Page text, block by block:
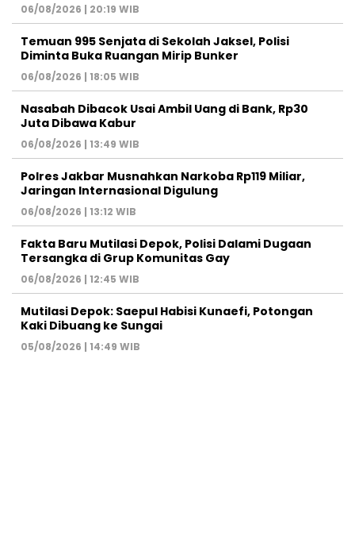
06/08/2026 | 20:19 WIB
Temuan 995 Senjata di Sekolah Jaksel, Polisi
Diminta Buka Ruangan Mirip Bunker
06/08/2026 | 18:05 WIB
Nasabah Dibacok Usai Ambil Uang di Bank, Rp30
Juta Dibawa Kabur
06/08/2026 | 13:49 WIB
Polres Jakbar Musnahkan Narkoba Rp119 Miliar,
Jaringan Internasional Digulung
06/08/2026 | 13:12 WIB
Fakta Baru Mutilasi Depok, Polisi Dalami Dugaan
Tersangka di Grup Komunitas Gay
06/08/2026 | 12:45 WIB
Mutilasi Depok: Saepul Habisi Kunaefi, Potongan
Kaki Dibuang ke Sungai
05/08/2026 | 14:49 WIB